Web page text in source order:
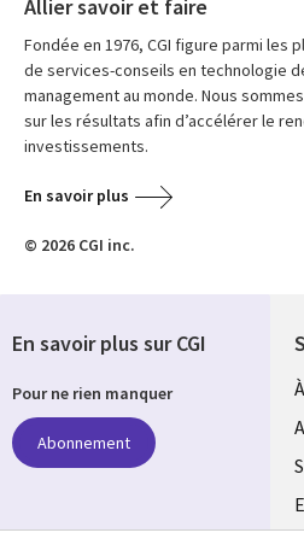
Allier savoir et faire
Fondée en 1976, CGI figure parmi les
de services-conseils en technologie
management au monde. Nous
sur les résultats afin d’accélérer le
investissements.
En savoir plus
© 2026 CGI inc.
En savoir plus sur CGI
Pour ne rien manquer
Abonnement